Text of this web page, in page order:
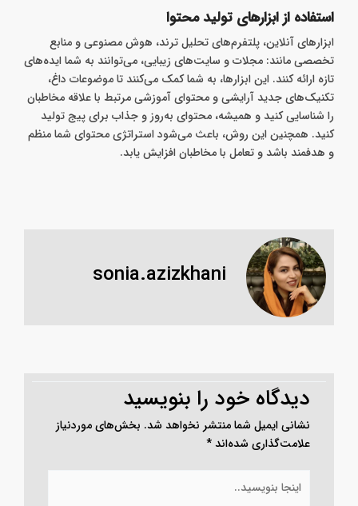
استفاده از ابزارهای تولید محتوا
ابزارهای آنلاین، پلتفرم‌های تحلیل ترند، هوش مصنوعی و منابع
تخصصی مانند: مجلات و سایت‌های زیبایی، می‌توانند به شما ایده‌های
تازه ارائه کنند. این ابزارها، به شما کمک می‌کنند تا موضوعات داغ،
تکنیک‌های جدید آرایشی و محتوای آموزشی مرتبط با علاقه مخاطبان
را شناسایی کنید و همیشه، محتوای به‌روز و جذاب برای پیج تولید
کنید. همچنین این روش، باعث می‌شود استراتژی محتوای شما منظم
و هدفمند باشد و تعامل با مخاطبان افزایش یابد.
sonia.azizkhani
دیدگاه‌ خود را بنویسید
نشانی ایمیل شما منتشر نخواهد شد. بخش‌های موردنیاز
علامت‌گذاری شده‌اند*
بنویسید..